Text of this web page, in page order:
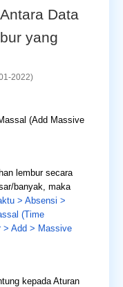
Data
yang
2022)
(Add Massive
lembur secara
banyak, maka
> Absensi >
(Time
> Add > Massive
kepada Aturan